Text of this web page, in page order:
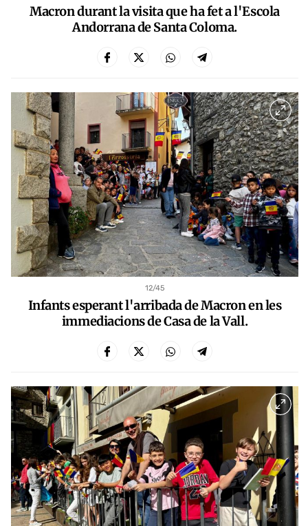
Macron durant la visita que ha fet a l'Escola
Andorrana de Santa Coloma.
12/45
Infants esperant l'arribada de Macron en les
immediacions de Casa de la Vall.